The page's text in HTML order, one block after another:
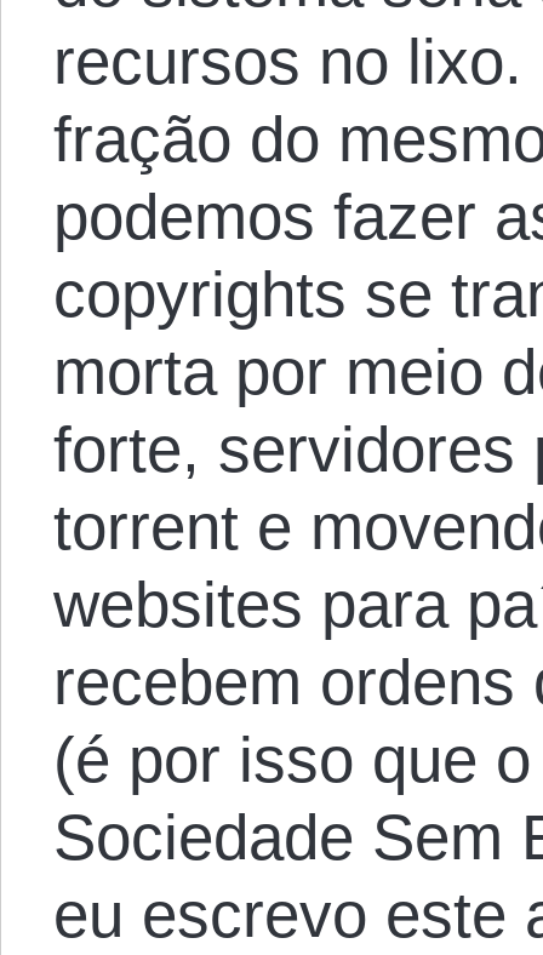
recursos no
fração do
podemos fazer
copyrights se
morta por meio
forte, servidores
torrent e
websites para
recebem
(é por isso que
Sociedade Sem
eu escrevo este